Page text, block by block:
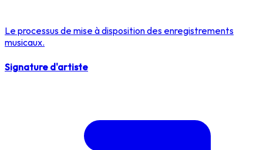
Le processus de mise à disposition des enregistrements
musicaux.
Signature d'artiste